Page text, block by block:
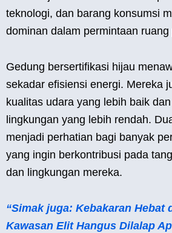
teknologi, dan barang konsumsi
dominan dalam permintaan
Gedung bersertifikasi hijau
sekadar efisiensi energi. Mereka
kualitas udara yang lebih baik
lingkungan yang lebih rendah.
menjadi perhatian bagi banyak
yang ingin berkontribusi pada
dan lingkungan mereka.
“Simak juga: Kebakaran Hebat
Kawasan Elit Hangus Dilalap